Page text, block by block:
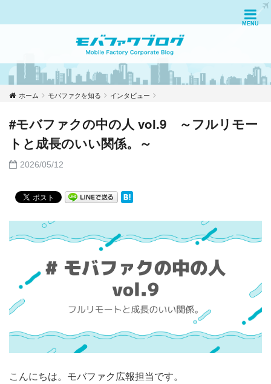
ホーム モバファクを知る インタビュー
#モバファクの中の人 vol.9 ～フルリモー
トと成長のいい関係。～
2026/05/12
こんにちは。モバファク広報担当です。